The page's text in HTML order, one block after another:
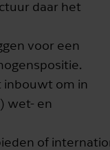
daar het
voor een
inbouwt om in
wet- en
of